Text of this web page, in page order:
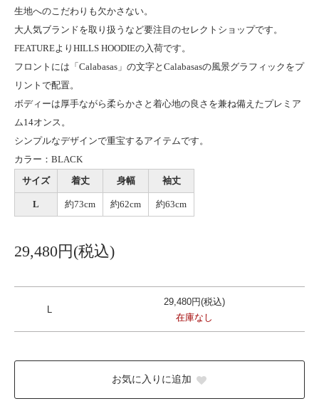
生地へのこだわりも欠かさない。
大人気ブランドを取り扱うなど要注目のセレクトショップです。
FEATUREよりHILLS HOODIEの入荷です。
フロントには「Calabasas」の文字とCalabasasの風景グラフィックをプ
リントで配置。
ボディーは厚手ながら柔らかさと着心地の良さを兼ね備えたプレミア
ム14オンス。
シンプルなデザインで重宝するアイテムです。
カラー：BLACK
サイズ
着丈 身幅 袖丈
L 約73cm 約62cm 約63cm
29,480円(税込)
29,480円(税込)
在庫なし
お気に入りに追加